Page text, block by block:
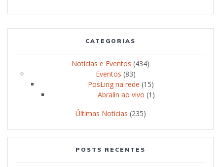
CATEGORIAS
Notícias e Eventos (434)
Eventos (83)
PosLing na rede (15)
Abralin ao vivo (1)
Últimas Notícias (235)
POSTS RECENTES